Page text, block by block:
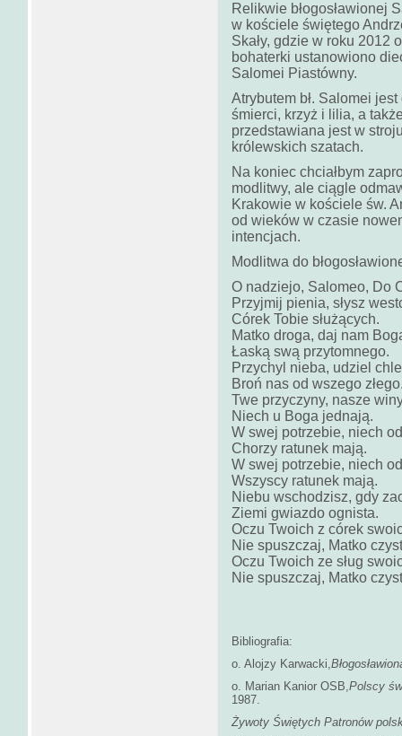
Relikwie błogosławionej
w kościele świętego
Skały, gdzie w roku 2012
bohaterki ustanowiono
Salomei Piastówny.
Atrybutem bł. Salomei
śmierci, krzyż i lilia, a
przedstawiana jest w
królewskich szatach.
Na koniec chciałbym
modlitwy, ale ciągle
Krakowie w kościele św.
od wieków w czasie
intencjach.
Modlitwa do
O nadziejo, Salomeo, Do
Przyjmij pienia, słysz
Córek Tobie służących.
Matko droga, daj nam
Łaską swą przytomnego.
Przychyl nieba, udziel
Broń nas od wszego
Twe przyczyny, nasze
Niech u Boga jednają.
W swej potrzebie, niech
Chorzy ratunek mają.
W swej potrzebie, niech
Wszyscy ratunek mają.
Niebu wschodzisz, gdy
Ziemi gwiazdo ognista.
Oczu Twoich z córek
Nie spuszczaj, Matko
Oczu Twoich ze sług
Nie spuszczaj, Matko
Bibliografia:
o. Alojzy Karwacki,
o. Marian Kanior OSB,Polscy
1987.
Żywoty Świętych Patronów